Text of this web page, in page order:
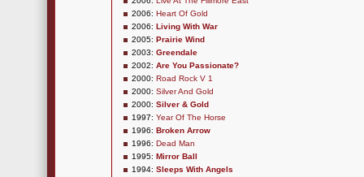
2006: Heart Of Gold
2006: Living With War
2005: Prairie Wind
2003: Greendale
2002: Are You Passionate?
2000: Road Rock V 1
2000: Silver And Gold
2000: Silver & Gold
1997: Year Of The Horse
1996: Broken Arrow
1996: Dead Man
1995: Mirror Ball
1994: Sleeps With Angels